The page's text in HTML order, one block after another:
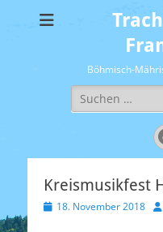
Böhmisch-
Suchen
nach:
Kreismusikfest
Veröffentlicht
18. November 2018